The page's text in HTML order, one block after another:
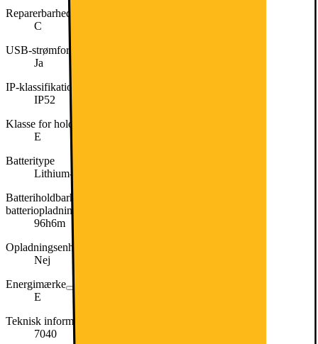
Reparerbarhedsklasse
C
USB-strømforsyning (USB PD)
Ja
IP-klassifikation
IP52
Klasse for holdbarhed ved gentagne frie fald
E
Batteritype
Lithium-ion
Batteriholdbarhed pr. cyklus i timer og minutter pr. fuld
batteriopladning
96h6m
Opladningsenhed inkluderet
Nej
Energimærke
E
Teknisk information om batteri
7040